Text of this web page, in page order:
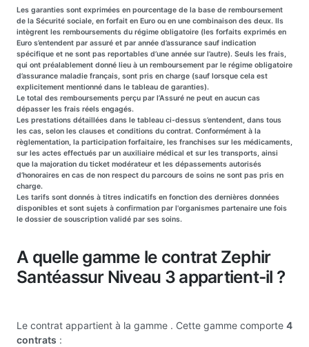
Les garanties sont exprimées en pourcentage de la base de remboursement
de la Sécurité sociale, en forfait en Euro ou en une combinaison des deux. Ils
intègrent les remboursements du régime obligatoire (les forfaits exprimés en
Euro s’entendent par assuré et par année d’assurance sauf indication
spécifique et ne sont pas reportables d’une année sur l’autre). Seuls les frais,
qui ont préalablement donné lieu à un remboursement par le régime obligatoire
d’assurance maladie français, sont pris en charge (sauf lorsque cela est
explicitement mentionné dans le tableau de garanties).
Le total des remboursements perçu par l’Assuré ne peut en aucun cas
dépasser les frais réels engagés.
Les prestations détaillées dans le tableau ci-dessus s’entendent, dans tous
les cas, selon les clauses et conditions du contrat. Conformément à la
règlementation, la participation forfaitaire, les franchises sur les médicaments,
sur les actes effectués par un auxiliaire médical et sur les transports, ainsi
que la majoration du ticket modérateur et les dépassements autorisés
d’honoraires en cas de non respect du parcours de soins ne sont pas pris en
charge.
Les tarifs sont donnés à titres indicatifs en fonction des dernières données
disponibles et sont sujets à confirmation par l'organismes partenaire une fois
le dossier de souscription validé par ses soins.
A quelle gamme le contrat Zephir
Santéassur Niveau 3 appartient-il ?
Le contrat appartient à la gamme . Cette gamme comporte 4
contrats :